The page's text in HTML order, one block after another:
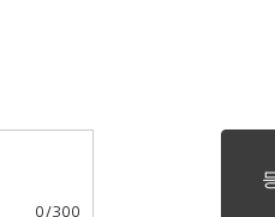
0 /300